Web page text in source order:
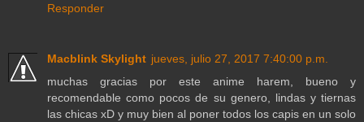
Responder
Macblink Skylight jueves, julio 27, 2017 7:40:00 p.m.
muchas gracias por este anime harem, bueno y
recomendable como pocos de su genero, lindas y tiernas
las chicas xD y muy bien al poner todos los capis en un solo